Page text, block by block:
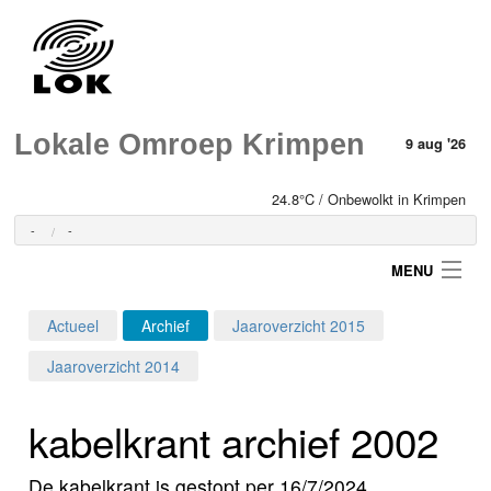
Lokale Omroep Krimpen 9 aug '26
24.8°C / Onbewolkt in Krimpen
- -
MENU
Programma's
Actueel Archief
Jaaroverzicht 2015
Jaaroverzicht 2014
kabelkrant archief 2002